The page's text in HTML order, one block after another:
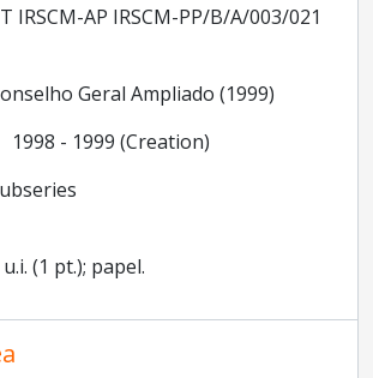
IRSCM-AP IRSCM-PP/B/A/003/021
Geral Ampliado (1999)
1998 - 1999 (Creation)
u.i. (1 pt.); papel.